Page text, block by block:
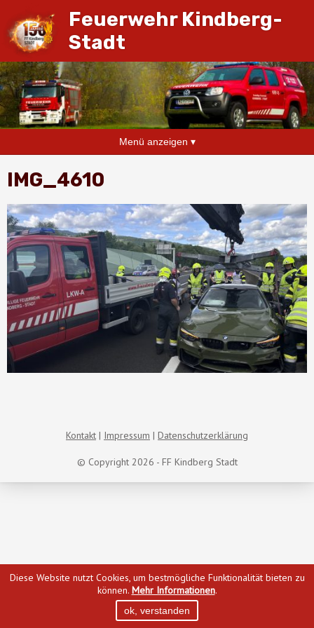
Feuerwehr Kindberg-
Stadt
Menü anzeigen ▾
IMG_4610
© Copyright 2026 - FF Kindberg Stadt
Kontakt Impressum Datenschutzerklärung
Diese Website nutzt Cookies, um bestmögliche Funktionalität bieten zu
können. Mehr Informationen.
ok, verstanden